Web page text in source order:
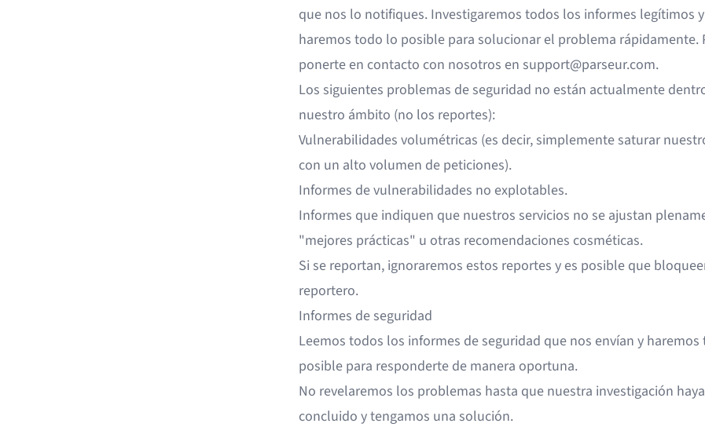
que nos lo notifiques. Investigaremos todos los informes legítimos y
haremos todo lo posible para solucionar el problema rápidamente.
ponerte en contacto con nosotros en support@parseur.com.
Los siguientes problemas de seguridad no están actualmente
nuestro ámbito (no los reportes):
Vulnerabilidades volumétricas (es decir, simplemente saturar
con un alto volumen de peticiones).
Informes de vulnerabilidades no explotables.
Informes que indiquen que nuestros servicios no se ajustan
"mejores prácticas" u otras recomendaciones cosméticas.
Si se reportan, ignoraremos estos reportes y es posible que
reportero.
Informes de seguridad
Leemos todos los informes de seguridad que nos envían y
posible para responderte de manera oportuna.
No revelaremos los problemas hasta que nuestra investigación haya
concluido y tengamos una solución.